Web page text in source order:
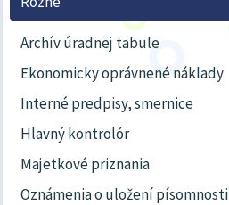
Archív úradnej tabule
Ekonomicky oprávnené náklady
Interné predpisy, smernice
Hlavný kontrolór
Majetkové priznania
Oznámenia o uložení písomnosti